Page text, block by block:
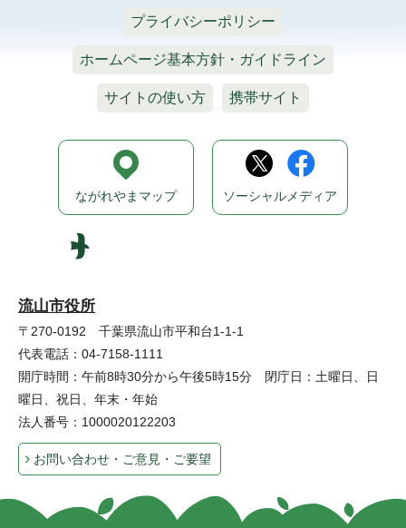
プライバシーポリシー
ホームページ基本方針・ガイドライン
サイトの使い方 携帯サイト
流山市役所
〒270-0192 千葉県流山市平和台1-1-1
代表電話：04-7158-1111
開庁時間：午前8時30分から午後5時15分 閉庁日：土曜日、日
曜日、祝日、年末・年始
法人番号：1000020122203
お問い合わせ・ご意見・ご要望
ながれやまマップ ソーシャルメディア